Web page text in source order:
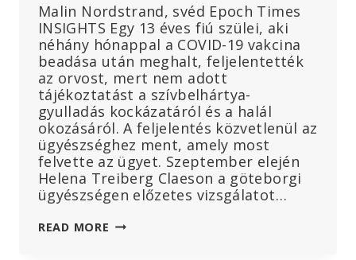
Malin Nordstrand, svéd Epoch Times
INSIGHTS Egy 13 éves fiú szülei, aki
néhány hónappal a COVID-19 vakcina
beadása után meghalt, feljelentették
az orvost, mert nem adott
tájékoztatást a szívbelhártya-
gyulladás kockázatáról és a halál
okozásáról. A feljelentés közvetlenül az
ügyészséghez ment, amely most
felvette az ügyet. Szeptember elején
Helena Treiberg Claeson a göteborgi
ügyészségen előzetes vizsgálatot…
READ MORE MEGHALT